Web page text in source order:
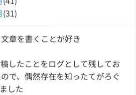
(31)
章を書くことが好き
したことをログとして残してお
で、偶然存在を知ったてがろぐ
した